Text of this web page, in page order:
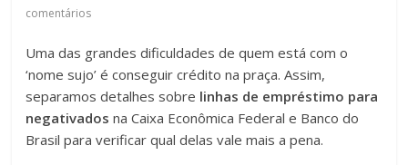
comentários
Uma das grandes dificuldades de quem está com o
‘nome sujo’ é conseguir crédito na praça. Assim,
separamos detalhes sobre linhas de empréstimo para
negativados na Caixa Econômica Federal e Banco do
Brasil para verificar qual delas vale mais a pena.